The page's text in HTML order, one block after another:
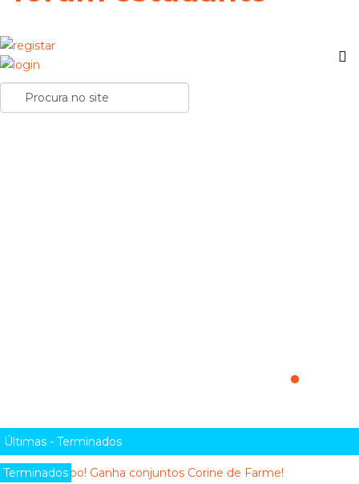
Últimas - Terminados
Terminados